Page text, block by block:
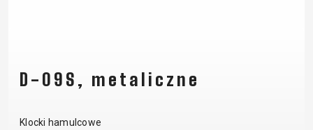
D-09S, metaliczne
Klocki hamulcowe